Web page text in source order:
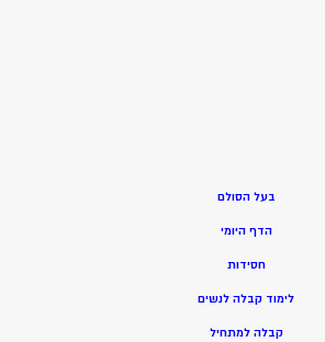
בעל הסולם
הדף היומי
חסידות
לימוד קבלה לנשים
קבלה למתחיל